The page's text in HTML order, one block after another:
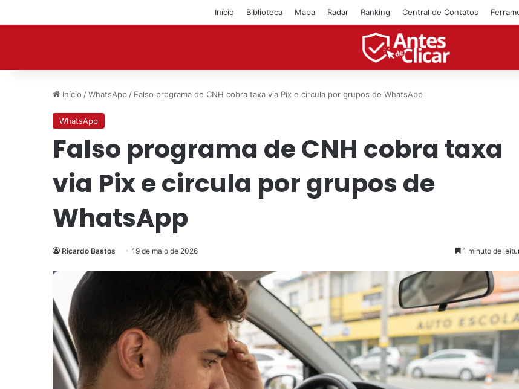
Início Biblioteca Mapa Radar Ranking Central de Contatos
Início /WhatsApp / Falso programa de CNH cobra taxa via Pix e circula por grupos de WhatsApp
WhatsApp
Falso programa de CNH cobra taxa
via Pix e circula por grupos de
WhatsApp
Ricardo Bastos 19 de maio de 2026 1 minuto de